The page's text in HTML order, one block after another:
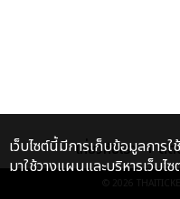
เกี่ยวกับเรา ติด
© 2026
เว็บไซต์นี้มีการเก็บข้อมูลการ
มาใช้วางแผนและบริหารเว็บไ